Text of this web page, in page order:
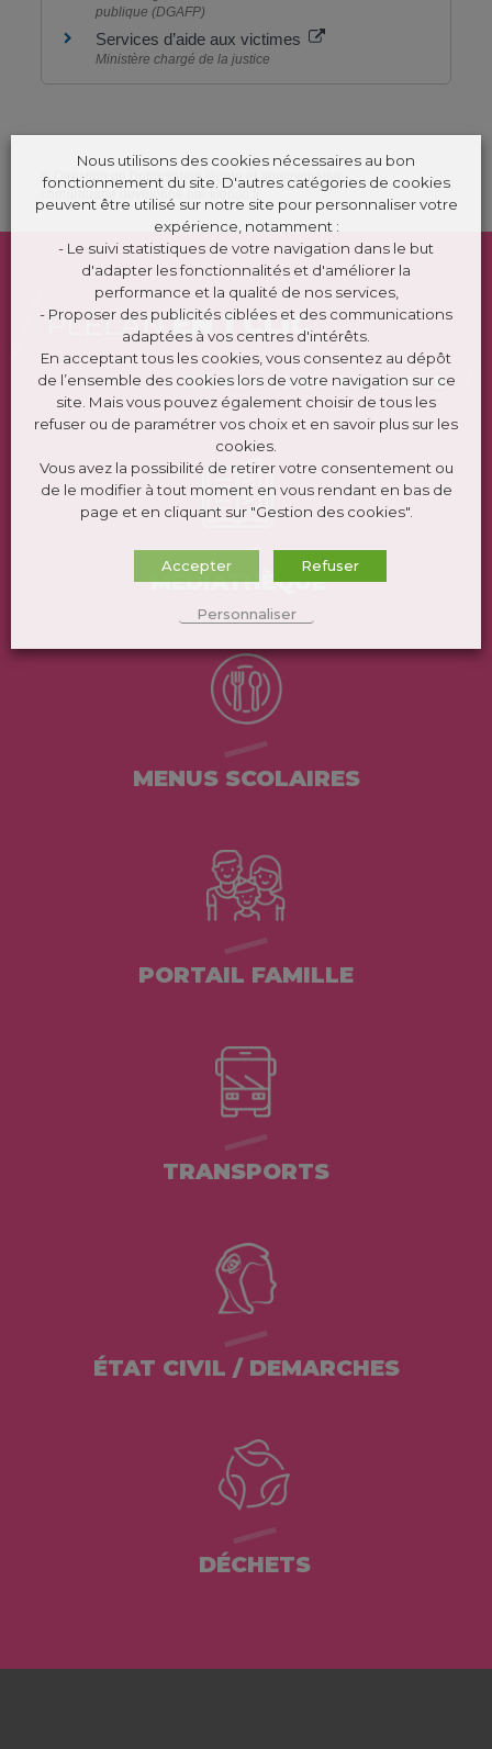
publique (DGAFP)
Services d’aide aux victimes
Ministère chargé de la justice
©Direction de l'information légale et administrative
PLÉLANEN 1 CLIC
DÉMARCHES EN LIGNE
MÉDIATHÈQUE
MENUS SCOLAIRES
PORTAIL FAMILLE
TRANSPORTS
ÉTAT CIVIL / DEMARCHES
DÉCHETS
Nous utilisons des cookies nécessaires au bon
fonctionnement du site. D'autres catégories de cookies
peuvent être utilisé sur notre site pour personnaliser votre
expérience, notamment :
- Le suivi statistiques de votre navigation dans le but
d'adapter les fonctionnalités et d'améliorer la
performance et la qualité de nos services,
- Proposer des publicités ciblées et des communications
adaptées à vos centres d'intérêts.
En acceptant tous les cookies, vous consentez au dépôt
de l’ensemble des cookies lors de votre navigation sur ce
site. Mais vous pouvez également choisir de tous les
refuser ou de paramétrer vos choix et en savoir plus sur les
cookies.
Vous avez la possibilité de retirer votre consentement ou
de le modifier à tout moment en vous rendant en bas de
page et en cliquant sur "Gestion des cookies".
Accepter Refuser
Personnaliser